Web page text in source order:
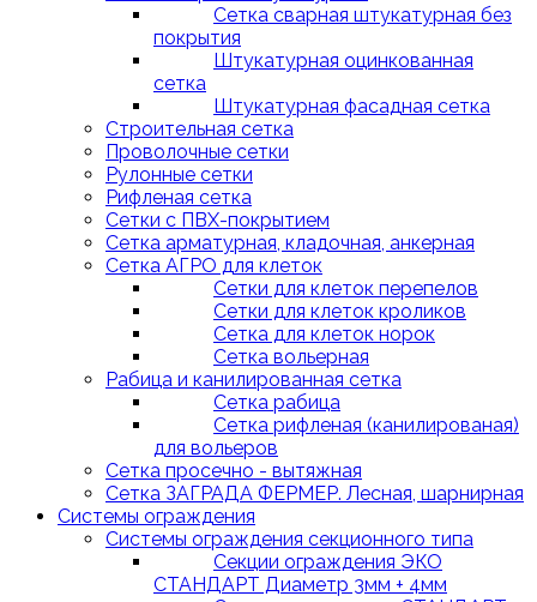
Сетка сварная штукатурная без
покрытия
Штукатурная оцинкованная
сетка
Штукатурная фасадная сетка
Строительная сетка
Проволочные сетки
Рулонные сетки
Рифленая сетка
Сетки с ПВХ-покрытием
Сетка арматурная, кладочная, анкерная
Сетка АГРО для клеток
Сетки для клеток перепелов
Сетки для клеток кроликов
Сетка для клеток норок
Сетка вольерная
Рабица и канилированная сетка
Сетка рабица
Сетка рифленая (канилированая)
для вольеров
Сетка просечно - вытяжная
Сетка ЗАГРАДА ФЕРМЕР. Лесная, шарнирная
Системы ограждения
Системы ограждения секционного типа
Секции ограждения ЭКО
СТАНДАРТ Диаметр 3мм + 4мм